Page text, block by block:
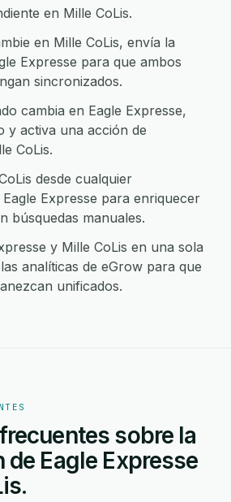
en Mille CoLis.
en Mille CoLis, envía la
Expresse para que ambos
sincronizados.
cambia en Eagle Expresse,
y activa una acción de
CoLis.
desde cualquier
Expresse para enriquecer
búsquedas manuales.
y Mille CoLis en una sola
analíticas de eGrow para que
unificados.
sobre la
Eagle Expresse